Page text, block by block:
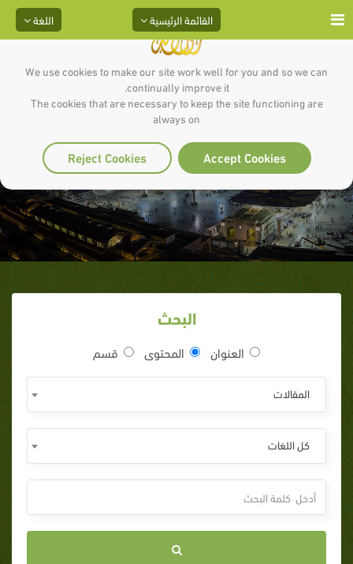
We use cookies to make our site work well for you and so we can
continually improve it.
The cookies that are necessary to keep the site functioning are
always on
Accept Cookies
Reject Cookies
اللغة القائمة الرئيسية
12ـ وفد نجران‏
البحث
العنوان المحتوى قسم
المقالات
كل اللغات